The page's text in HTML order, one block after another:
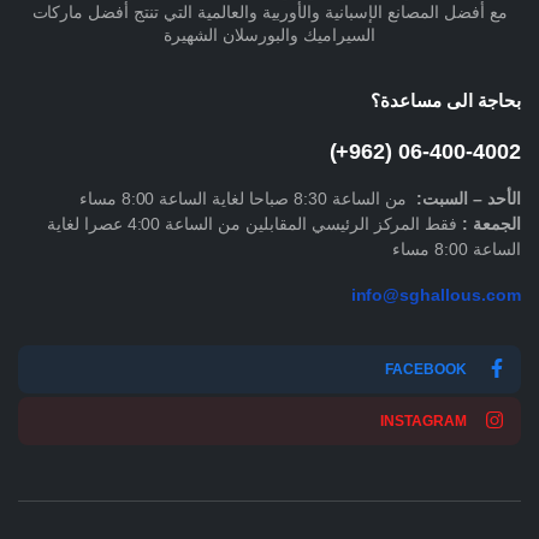
مع أفضل المصانع الإسبانية والأوربية والعالمية التي تنتج أفضل ماركات
السيراميك والبورسلان الشهيرة
بحاجة الى مساعدة؟
06-400-4002 (962+)
الأحد – السبت: من الساعة 8:30 صباحا لغاية الساعة 8:00 مساء
الجمعة :
فقط المركز الرئيسي المقابلين من الساعة 4:00 عصرا لغاية
الساعة 8:00 مساء
info@sghallous.com
FACEBOOK
INSTAGRAM